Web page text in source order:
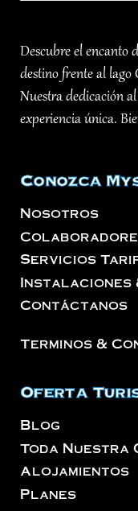
Descubre el encanto
destino frente al lago
Nuestra dedicación
experiencia única.
Conozca
Nosotros
Servicios
Instalaciones
Contáctanos
Terminos &
Oferta
Blog
Toda
Alojamientos
Planes